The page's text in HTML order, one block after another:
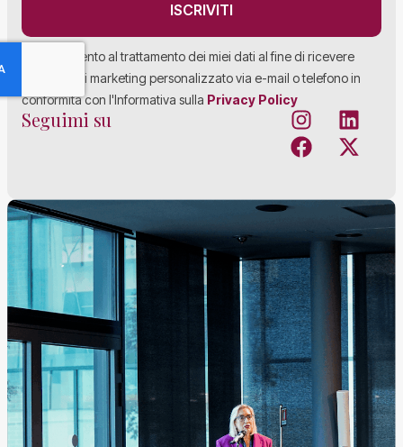
Acconsento al trattamento dei miei dati al fine di ricevere
materiale di marketing personalizzato via e-mail o telefono in
conformità con l'Informativa sulla Privacy Policy
ISCRIVITI
Seguimi su